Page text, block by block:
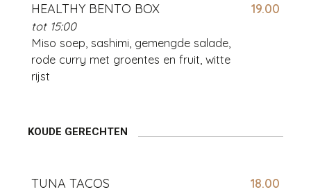
HEALTHY BENTO BOX 19.00
tot 15:00
Miso soep, sashimi, gemengde salade,
rode curry met groentes en fruit, witte
rijst
KOUDE GERECHTEN
TUNA TACOS 18.00